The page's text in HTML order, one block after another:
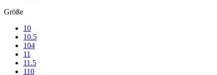
Größe
10
10.5
104
11
11.5
110